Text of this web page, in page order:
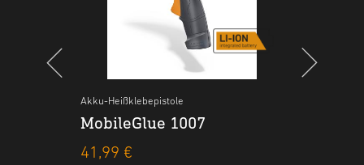
Akku-Heißklebepistole
MobileGlue 1007
41,99 €
Niedrigtemperatur-Klebepistole
GlueMatic 1007-LT
ab 14,99 €
Zubehör - Professional Line
Klebesticks Ø 11 mm PUR